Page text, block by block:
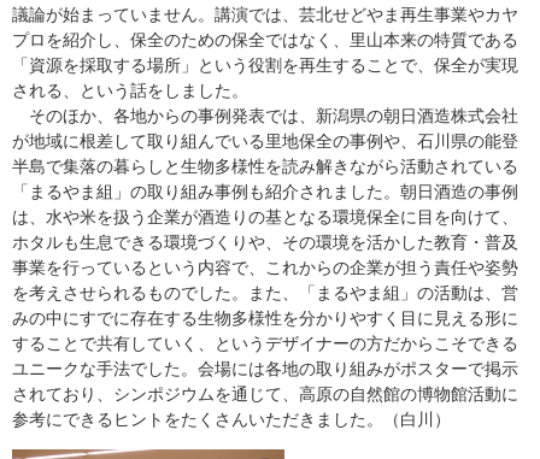
議論が始まっていません。講演では、芸北せどやま再生事業やカヤ
プロを紹介し、保全のための保全ではなく、里山本来の特質である
「資源を採取する場所」という役割を再生することで、保全が実現
される、という話をしました。
そのほか、各地からの事例発表では、新潟県の朝日酒造株式会社
が地域に根差して取り組んでいる里地保全の事例や、石川県の能登
半島で集落の暮らしと生物多様性を読み解きながら活動されている
「まるやま組」の取り組み事例も紹介されました。朝日酒造の事例
は、水や米を扱う企業が酒造りの基となる環境保全に目を向けて、
ホタルも生息できる環境づくりや、その環境を活かした教育・普及
事業を行っているという内容で、これからの企業が担う責任や姿勢
を考えさせられるものでした。また、「まるやま組」の活動は、営
みの中にすでに存在する生物多様性を分かりやすく目に見える形に
することで共有していく、というデザイナーの方だからこそできる
ユニークな手法でした。会場には各地の取り組みがポスターで掲示
されており、シンポジウムを通じて、高原の自然館の博物館活動に
参考にできるヒントをたくさんいただきました。（白川）